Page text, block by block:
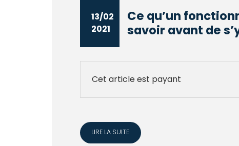
13/02
2021
Ce qu’un
savoir avant de
Cet article est payant
LIRE LA SUITE